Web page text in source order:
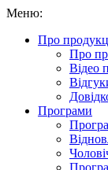
Меню:
Про
Про
Відео
Програми